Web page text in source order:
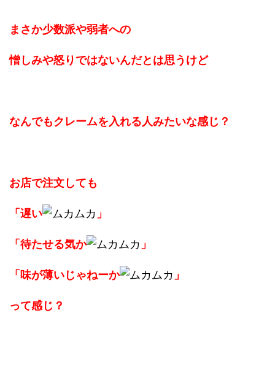
まさか少数派や弱者への
憎しみや怒りではないんだとは思うけど
なんでもクレームを入れる人みたいな感じ？
お店で注文しても
「遅い 」
「待たせる気か 」
「味が薄いじゃねーか 」
って感じ？